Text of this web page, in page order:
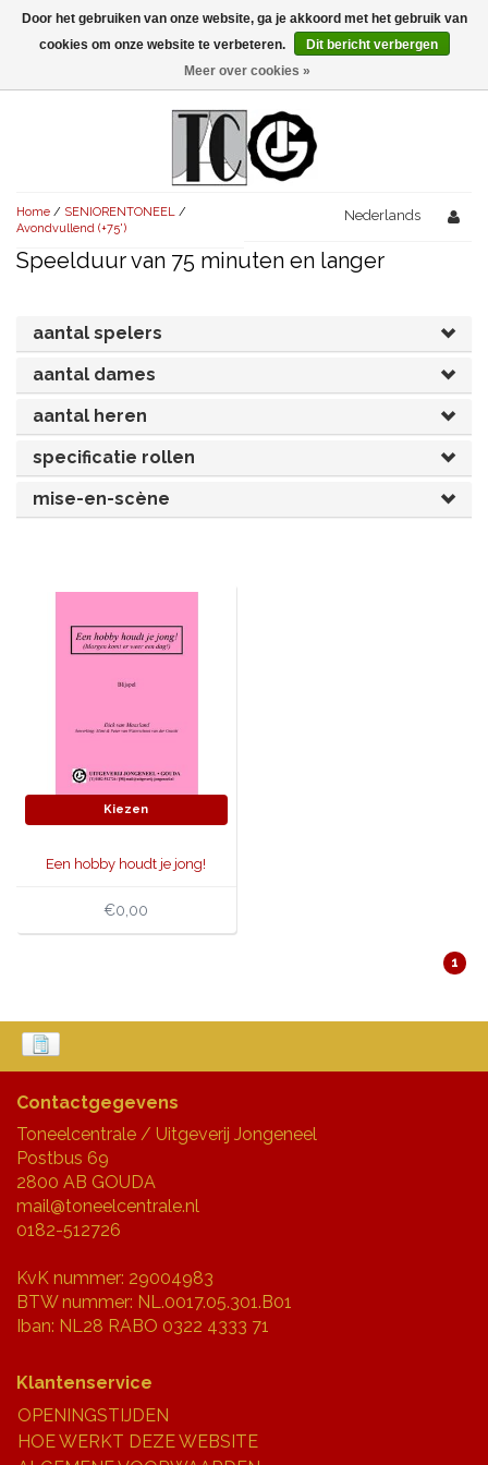
Menu
AVONDVULLEND (+75')
KORT (-30')
OVERIG (30'-75')
UITGELICHT!
AVONDVULLEND (+75')
KORT (-30')
OVERIG (30'-75')
UITGELICHT!
THRILLERS
AVONDVULLEND (+75')
OVERIG (30'-75')
SENIORENTONEEL
KORT (-30')
OVERIG (30'-75')
UITGELICHT!
SPEKTAKELSTUKKEN
JUBILEUMSTUK
KOSTUUMSTUK
MUSICAL
OVERIG
SINTERKLAASTONEEL
KERSTTONEEL
PAASTONEEL
HANDBOEKEN
SKETCHES
RECHTEN REGELEN
Home / SENIORENTONEEL /
Avondvullend (+75')
Nederlands
Speelduur van 75 minuten en langer
aantal spelers
aantal dames
aantal heren
specificatie rollen
mise-en-scène
Kiezen
Een hobby houdt je jong!
€0,00
1
Contactgegevens
Toneelcentrale / Uitgeverij Jongeneel
Postbus 69
2800 AB GOUDA
mail@toneelcentrale.nl
0182-512726
KvK nummer: 29004983
BTW nummer: NL.0017.05.301.B01
Iban: NL28 RABO 0322 4333 71
Klantenservice
OPENINGSTIJDEN
HOE WERKT DEZE WEBSITE
Door het gebruiken van onze website, ga je akkoord met het gebruik van
cookies om onze website te verbeteren.
Dit bericht verbergen
Meer over cookies »